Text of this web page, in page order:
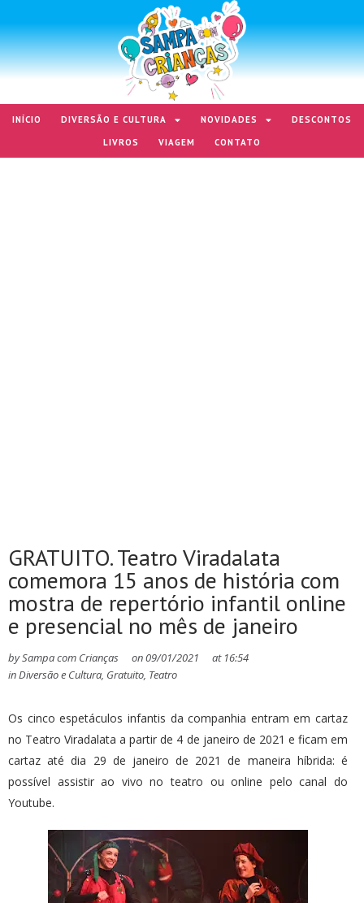
INÍCIO DIVERSÃO E CULTURA NOVIDADES
DESCONTOS
LIVROS
VIAGEM CONTATO
GRATUITO. Teatro Viradalata
comemora 15 anos de história com
mostra de repertório infantil online
e presencial no mês de janeiro
bySampa com Crianças on09/01/2021 at 16:54
inDiversão e Cultura, Gratuito, Teatro
Os cinco espetáculos infantis da companhia entram em cartaz
no Teatro Viradalata a partir de 4 de janeiro de 2021 e ficam em
cartaz até dia 29 de janeiro de 2021 de maneira híbrida: é
possível assistir ao vivo no teatro ou online pelo canal do
Youtube.